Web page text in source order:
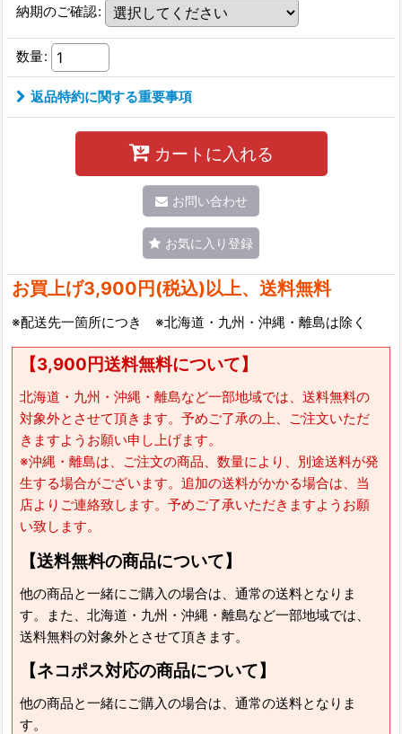
納期のご確認:
数量:
返品特約に関する重要事項
カートに入れる
お問い合わせ
お気に入り登録
お買上げ3,900円(税込)以上、送料無料
※配送先一箇所につき ※北海道・九州・沖縄・離島は除く
【3,900円送料無料について】
北海道・九州・沖縄・離島など一部地域では、送料無料の
対象外とさせて頂きます。予めご了承の上、ご注文いただ
きますようお願い申し上げます。
※沖縄・離島は、ご注文の商品、数量により、別途送料が発
生する場合がございます。追加の送料がかかる場合は、当
店よりご連絡致します。予めご了承いただきますようお願
い致します。
【送料無料の商品について】
他の商品と一緒にご購入の場合は、通常の送料となりま
す。また、北海道・九州・沖縄・離島など一部地域では、
送料無料の対象外とさせて頂きます。
【ネコポス対応の商品について】
他の商品と一緒にご購入の場合は、通常の送料となりま
す。